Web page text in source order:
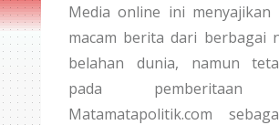
Media online ini menyajikan
macam berita dari berbagai
belahan dunia, namun
pada pemberitaan
Matamatapolitik.com